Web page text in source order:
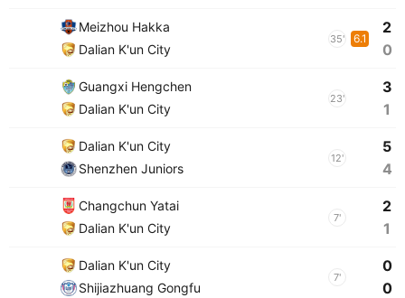
Meizhou Hakka
Dalian K'un City
35' 6.1
2
0
Guangxi Hengchen
Dalian K'un City
23'
3
1
Dalian K'un City
Shenzhen Juniors
12'
5
4
Changchun Yatai
Dalian K'un City
7'
2
1
Dalian K'un City
Shijiazhuang Gongfu
7'
0
0